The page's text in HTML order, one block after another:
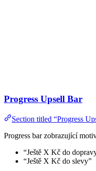
Progress Upsell Bar
Section titled “Progress
Progress bar zobrazující
“Ještě X Kč do
“Ještě X Kč do slevy”